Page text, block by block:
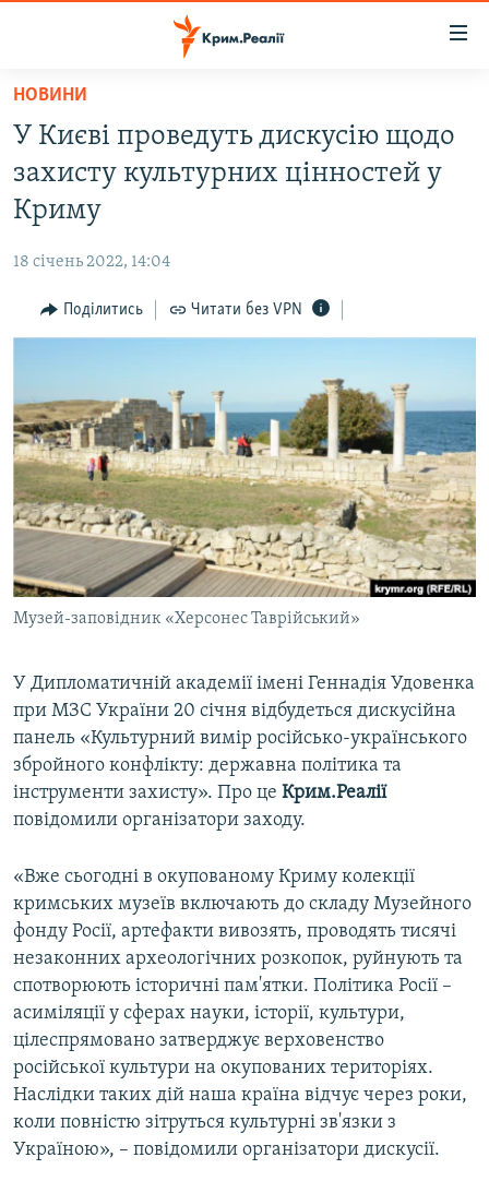
Перейти
основного
матеріалу
Перейти
до
основної
Перейти
до
ВІДЕО ТА ФОТО
БЛОГИ
ПОГЛЯД
СПЕЦПРОЕКТИ
ДЕПОРТАЦІЯ
ВІДЕОУРОКИ «ELIFBE»
СВІДЧЕННЯ ОКУПАЦІЇ
УКРАЇНСЬКА ПРОБЛЕМА КРИМУ
ІНФОГРАФІКА
ЯК ОБІЙТИ БЛОКУВАННЯ
Русский
Qırımtatar
ДОЛУЧАЙСЯ!
Усі сайти RFE/RL
НОВИНИ
У Києві проведуть дискусію щодо
захисту культурних цінностей у
Криму
18 січень 2022, 14:04
Поділитись Читати без VPN
Музей-заповідник «Херсонес Таврійський»
У Дипломатичній академії імені Геннадія Удовенка
при МЗС України 20 січня відбудеться дискусійна
панель «Культурний вимір російсько-українського
збройного конфлікту: державна політика та
інструменти захисту». Про це Крим.Реалії
повідомили організатори заходу.
«Вже сьогодні в окупованому Криму колекції
кримських музеїв включають до складу Музейного
фонду Росії, артефакти вивозять, проводять тисячі
незаконних археологічних розкопок, руйнують та
спотворюють історичні пам'ятки. Політика Росії –
асиміляції у сферах науки, історії, культури,
цілеспрямовано затверджує верховенство
російської культури на окупованих територіях.
Наслідки таких дій наша країна відчує через роки,
коли повністю зітруться культурні зв'язки з
Україною», – повідомили організатори дискусії.